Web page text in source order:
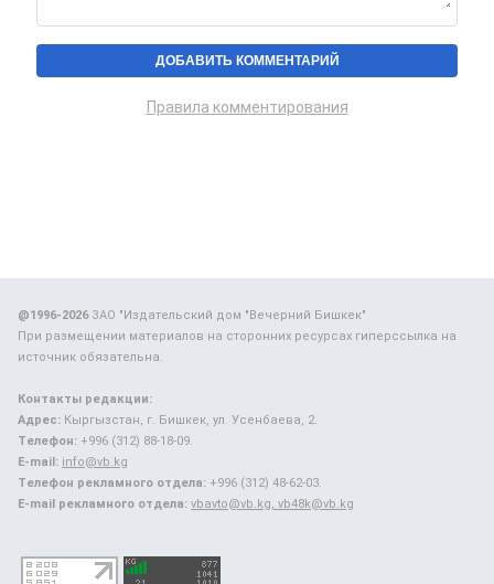
Правила комментирования
@1996-2026ЗАО "Издательский дом "Вечерний Бишкек"
При размещении материалов на сторонних ресурсах гиперссылка на
источник обязательна.
Контакты редакции:
Адрес: Кыргызстан, г. Бишкек, ул. Усенбаева, 2.
Телефон: +996 (312) 88-18-09.
E-mail: info@vb.kg
Телефон рекламного отдела: +996 (312) 48-62-03.
E-mail рекламного отдела: vbavto@vb.kg, vb48k@vb.kg